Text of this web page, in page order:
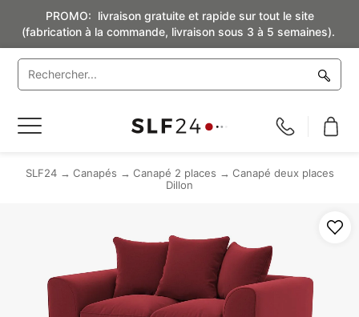
PROMO: livraison gratuite et rapide sur tout le site
(fabrication à la commande, livraison sous 3 à 5 semaines).
Basculer
SLF24 Canapés Canapé 2 places
Canapé deux places
Dillon